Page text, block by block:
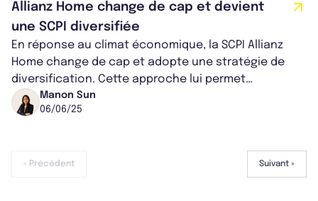
Allianz Home change de cap et devient
une SCPI diversifiée
En réponse au climat économique, la SCPI Allianz
Home change de cap et adopte une stratégie de
diversification. Cette approche lui permet
d'améliorer sa distribution et de réduire...
Manon Sun
06/06/25
« Précédent Suivant »